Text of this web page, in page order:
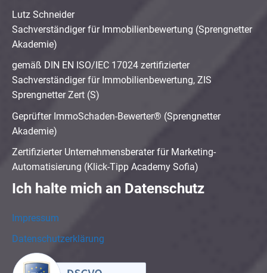
Lutz Schneider
Sachverständiger für Immobilienbewertung (Sprengnetter
Akademie)
gemäß DIN EN ISO/IEC 17024 zertifizierter
Sachverständiger für Immobilienbewertung, ZIS
Sprengnetter Zert (S)
Geprüfter ImmoSchaden-Bewerter® (Sprengnetter
Akademie)
Zertifizierter Unternehmensberater für Marketing-
Automatisierung (Klick-Tipp Academy Sofia)
Ich halte mich an Datenschutz
Impressum
Datenschutzerklärung